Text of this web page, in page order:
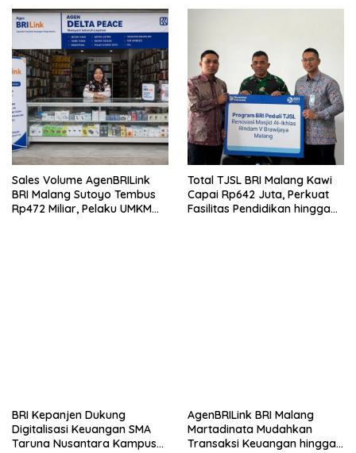
Sales Volume AgenBRILink
BRI Malang Sutoyo Tembus
Rp472 Miliar, Pelaku UMKM
Total TJSL BRI Malang Kawi
Capai Rp642 Juta, Perkuat
Fasilitas Pendidikan hingga
BRI Kepanjen Dukung
Digitalisasi Keuangan SMA
Taruna Nusantara Kampus
AgenBRILink BRI Malang
Martadinata Mudahkan
Transaksi Keuangan hingga